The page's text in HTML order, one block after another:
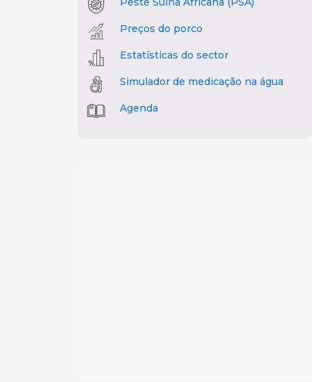
Preços do porco
Estatísticas do sector
Simulador de medicação na água
Agenda